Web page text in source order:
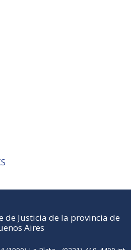
de Justicia de la provincia de
Aires